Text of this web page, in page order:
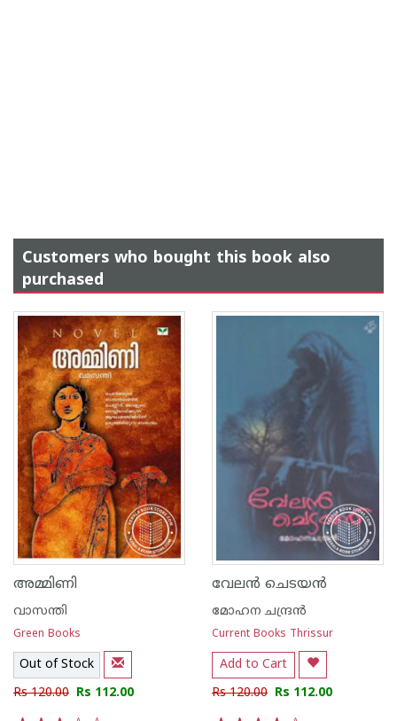
Customers who bought this book also
purchased
അമ്മിണി
വാസന്തി
Green Books
Out of Stock
Rs 120.00 Rs 112.00
വേല‌ന്‍ ചെടയ‌ന്‍
മോഹന ചന്ദ്രന്‍
Current Books Thrissur
Add to Cart
Rs 120.00 Rs 112.00